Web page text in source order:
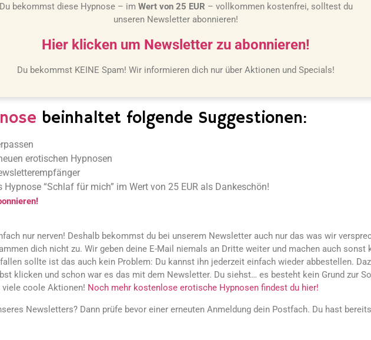
Du bekommst diese Hypnose – im Wert von 25 EUR – vollkommen kostenfrei, solltest du
unseren Newsletter abonnieren!
Hier klicken um Newsletter zu abonnieren!
Du bekommst KEINE Spam! Wir informieren dich nur über Aktionen und Specials!
beinhaltet folgende Suggestionen:
erotischen Hypnosen
“Schlaf für mich” im Wert von 25 EUR als Dankeschön!
nur nerven! Deshalb bekommst du bei unserem Newsletter auch nur das was wir
dich nicht zu. Wir geben deine E-Mail niemals an Dritte weiter und machen auch sonst
sollte ist das auch kein Problem: Du kannst ihn jederzeit einfach wieder abbestellen.
klicken und schon war es das mit dem Newsletter. Du siehst… es besteht kein Grund zur
coole Aktionen! Noch mehr kostenlose erotische Hypnosen findest du hier!
Newsletters? Dann prüfe bevor einer erneuten Anmeldung dein Postfach. Du hast